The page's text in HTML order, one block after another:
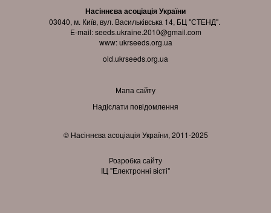
Насіннєва асоціація України
03040, м. Київ, вул. Васильківська 14, БЦ "СТЕНД".
E-mail:seeds.ukraine.2010@gmail.com
www:ukrseeds.org.ua
old.ukrseeds.org.ua
Мапа сайту
Надіслати повідомлення
© Насіннєва асоціація України, 2011-2025
Розробка сайту
ІЦ "Електронні вісті"